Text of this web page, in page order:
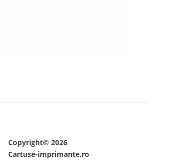
Copyright© 2026
Cartuse-imprimante.ro